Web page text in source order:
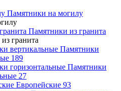
Памятники на могилу
Памятники из гранита
гранита
Памятники
189
Памятники
27
Европейские 93